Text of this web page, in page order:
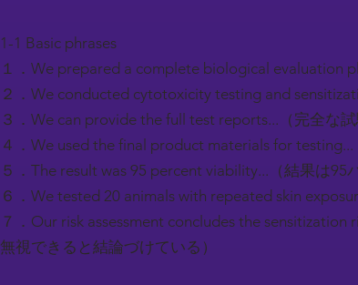
1-1 Basic phrases
１．We prepared a complete biological evaluation
２．We conducted cytotoxicity testing and
３．We can provide the full test reports...（完全な
４．We used the final product materials for
５．The result was 95 percent viability...（結果は95
６．We tested 20 animals with repeated skin
７．Our risk assessment concludes the
無視できると結論づけている）